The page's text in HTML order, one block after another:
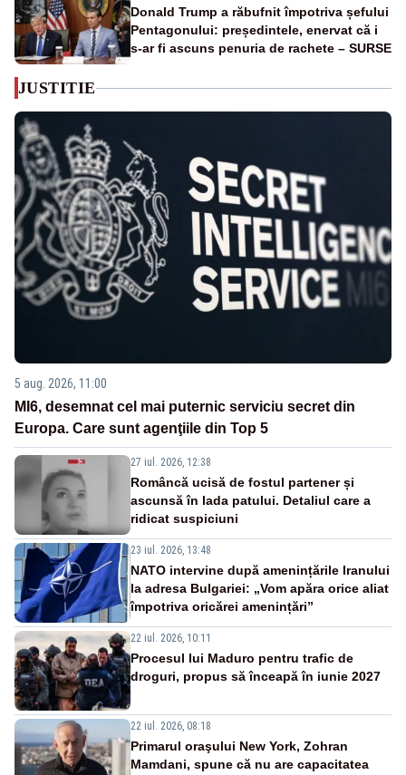
Donald Trump a răbufnit împotriva șefului
Pentagonului: președintele, enervat că i
s-ar fi ascuns penuria de rachete – SURSE
JUSTITIE
5 aug. 2026, 11:00
MI6, desemnat cel mai puternic serviciu secret din
Europa. Care sunt agenţiile din Top 5
27 iul. 2026, 12:38
Româncă ucisă de fostul partener și
ascunsă în lada patului. Detaliul care a
ridicat suspiciuni
23 iul. 2026, 13:48
NATO intervine după amenințările Iranului
la adresa Bulgariei: „Vom apăra orice aliat
împotriva oricărei amenințări”
22 iul. 2026, 10:11
Procesul lui Maduro pentru trafic de
droguri, propus să înceapă în iunie 2027
22 iul. 2026, 08:18
Primarul oraşului New York, Zohran
Mamdani, spune că nu are capacitatea